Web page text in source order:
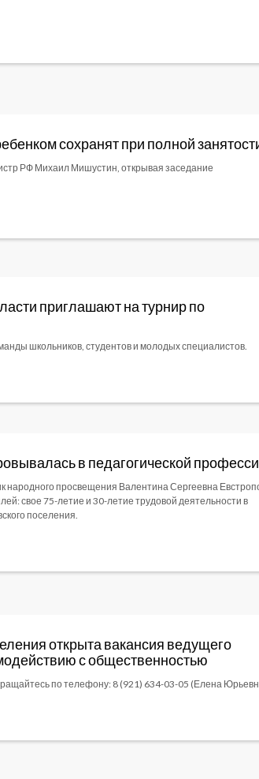
сохранят при полной
РФ Михаил Мишустин, открывая заседание
приглашают на турнир по
школьников, студентов и молодых специалистов.
в педагогической
народного просвещения Валентина Сергеевна
свое 75-летие и 30-летие трудовой деятельности в
поселения.
открыта вакансия ведущего
с общественностью
по телефону: 8 (921) 634-03-05 (Елена